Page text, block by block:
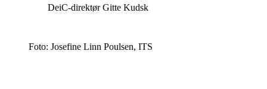
DeiC-direktør Gitte Kudsk
Foto: Josefine Linn Poulsen, ITS